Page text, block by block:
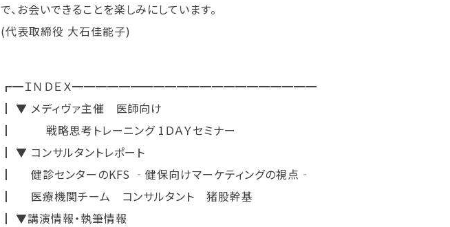
で、お会いできることを楽しみにしています。
(代表取締役 大石佳能子)
┏━ＩＮＤＥＸ━━━━━━━━━━━━━━━━━━━━━
┃ ▼ メディヴァ主催 医師向け
┃ 戦略思考トレーニング 1ＤＡＹセミナー
┃ ▼ コンサルタントレポート
┃ 健診センターのKFS ‐健保向けマーケティングの視点‐
┃ 医療機関チーム コンサルタント 猪股幹基
┃ ▼講演情報・執筆情報